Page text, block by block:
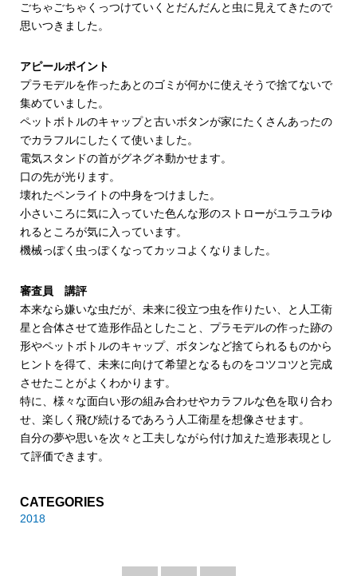
ごちゃごちゃくっつけていくとだんだんと虫に見えてきたので
思いつきました。
アピールポイント
プラモデルを作ったあとのゴミが何かに使えそうで捨てないで
集めていました。
ペットボトルのキャップと古いボタンが家にたくさんあったの
でカラフルにしたくて使いました。
電気スタンドの首がグネグネ動かせます。
口の先が光ります。
壊れたペンライトの中身をつけました。
小さいころに気に入っていた色んな形のストローがユラユラゆ
れるところが気に入っています。
機械っぽく虫っぽくなってカッコよくなりました。
審査員 講評
本来なら嫌いな虫だが、未来に役立つ虫を作りたい、と人工衛
星と合体させて造形作品としたこと、プラモデルの作った跡の
形やペットボトルのキャップ、ボタンなど捨てられるものから
ヒントを得て、未来に向けて希望となるものをコツコツと完成
させたことがよくわかります。
特に、様々な面白い形の組み合わせやカラフルな色を取り合わ
せ、楽しく飛び続けるであろう人工衛星を想像させます。
自分の夢や思いを次々と工夫しながら付け加えた造形表現とし
て評価できます。
CATEGORIES
2018